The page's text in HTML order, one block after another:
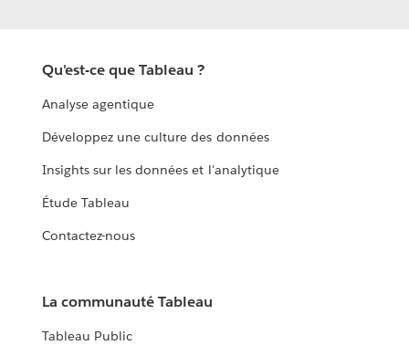
Qu'est-ce que Tableau ?
Analyse agentique
Développez une culture des données
Insights sur les données et l'analytique
Étude Tableau
Contactez-nous
La communauté Tableau
Tableau Public